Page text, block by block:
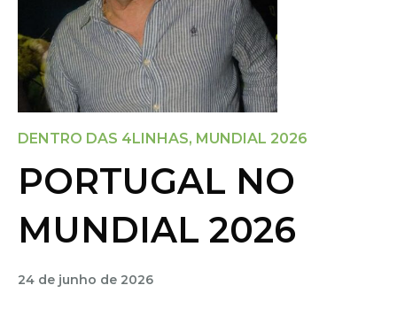
DENTRO DAS 4LINHAS, MUNDIAL 2026
PORTUGAL NO
MUNDIAL 2026
24 de junho de 2026